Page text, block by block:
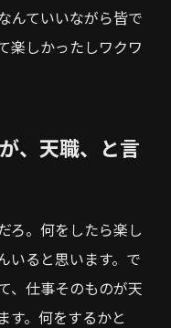
んていいながら皆で
楽しかったしワクワ
、天職、と言
ろ。何をしたら楽し
いると思います。で
、仕事そのものが天
す。何をするかと